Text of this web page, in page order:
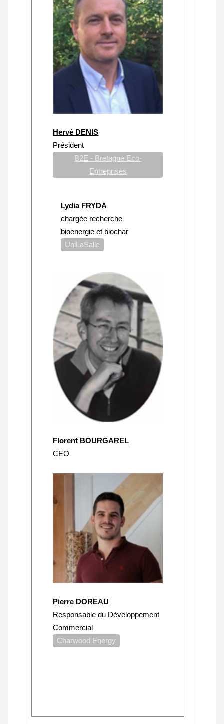
Hervé DENIS
Président
B2E - Bretagne Eco-
Entreprises
Lydia FRYDA
chargée recherche
bioenergie et biochar
UniLaSalle
Florent BOURGAREL
CEO
Pierre DOREAU
Responsable du Développement
Commercial
Charwood Energy